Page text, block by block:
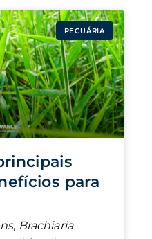
PECUÁRIA
para
, Brachiaria